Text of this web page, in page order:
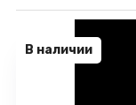
В наличии